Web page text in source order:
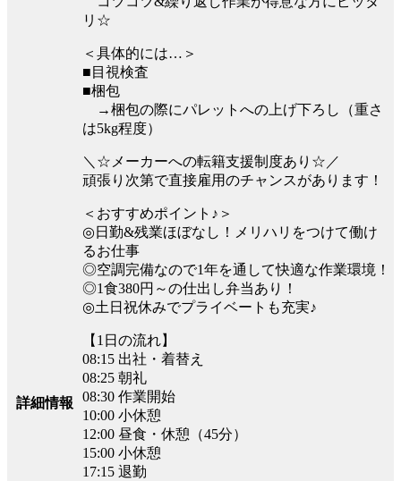
詳細情報
リ☆
＜具体的には…＞
■目視検査
■梱包
→梱包の際にパレットへの上げ下ろし（重さ
は5kg程度）
＼☆メーカーへの転籍支援制度あり☆／
頑張り次第で直接雇用のチャンスがあります！
＜おすすめポイント♪＞
◎日勤&残業ほぼなし！メリハリをつけて働け
るお仕事
◎空調完備なので1年を通して快適な作業環境！
◎1食380円～の仕出し弁当あり！
◎土日祝休みでプライベートも充実♪
【1日の流れ】
08:15 出社・着替え
08:25 朝礼
08:30 作業開始
10:00 小休憩
12:00 昼食・休憩（45分）
15:00 小休憩
17:15 退勤